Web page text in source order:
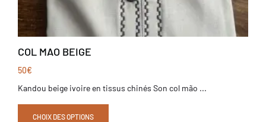
COL MAO BEIGE
50€
Kandou beige ivoire en tissus chinés Son col mão ...
CHOIX DES OPTIONS